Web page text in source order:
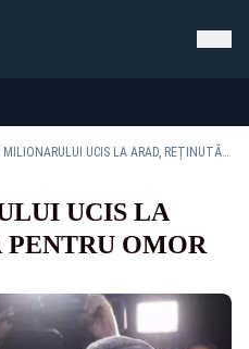
FIICA MILIONARULUI UCIS LA ARAD, REȚINUTĂ PENTRU OMOR CALIFICAT
UCIS LA
OMOR